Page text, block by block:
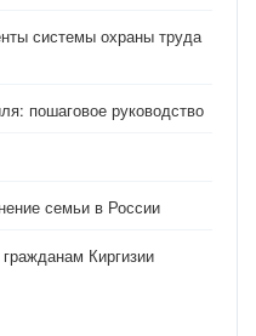
системы охраны труда
пошаговое руководство
семьи в России
Киргизии